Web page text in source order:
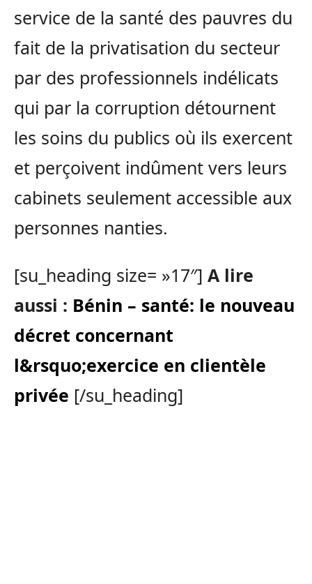
service de la santé des pauvres du
fait de la privatisation du secteur
par des professionnels indélicats
qui par la corruption détournent
les soins du publics où ils exercent
et perçoivent indûment vers leurs
cabinets seulement accessible aux
personnes nanties.
[su_heading size= »17″] A lire
aussi : Bénin – santé: le nouveau
décret concernant
l&rsquo;exercice en clientèle
privée [/su_heading]